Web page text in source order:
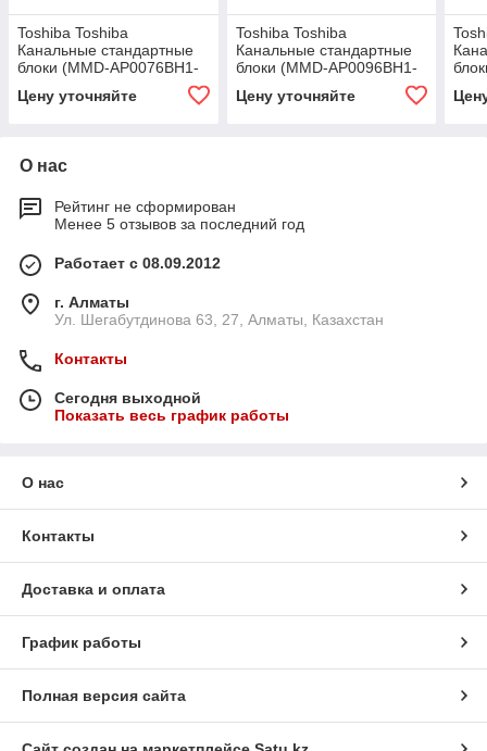
Toshiba Toshiba
Канальные стандартные
блоки (MMD-AP0076BH1-
Цену уточняйте
Toshiba Toshiba
Канальные стандартные
блоки (MMD-AP0096BH1-
Цену уточняйте
О нас
Рейтинг не сформирован
Менее 5 отзывов за последний год
Работает с 08.09.2012
г. Алматы
Ул. Шегабутдинова 63, 27, Алматы, Казахстан
Контакты
Сегодня выходной
Показать весь график работы
О нас
Контакты
Доставка и оплата
График работы
Полная версия сайта